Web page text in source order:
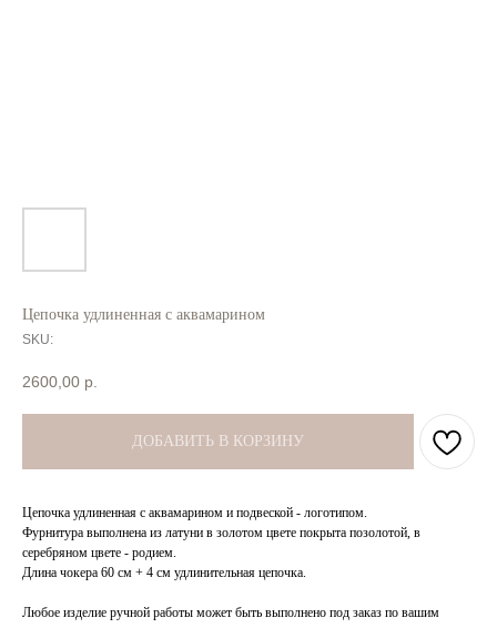
Цепочка удлиненная с аквамарином
SKU:
2600,00 р.
ДОБАВИТЬ В КОРЗИНУ
Цепочка удлиненная с аквамарином и подвеской - логотипом.
Фурнитура выполнена из латуни в золотом цвете покрыта позолотой, в
серебряном цвете - родием.
Длина чокера 60 см + 4 см удлинительная цепочка.
Любое изделие ручной работы может быть выполнено под заказ по вашим